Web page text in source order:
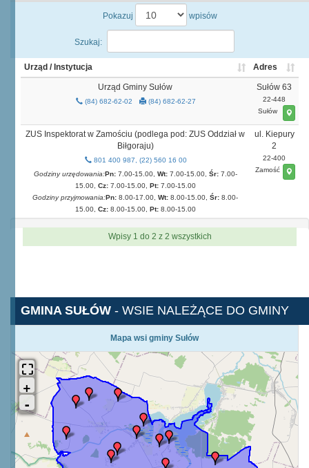
Pokazuj wpisów
Szukaj:
Urząd / Instytucja Adres
Urząd Gminy Sułów
(84) 682-62-02 (84) 682-62-27
Sułów 63
22-448
Sułów
ZUS Inspektorat w Zamościu (podlega pod: ZUS Oddział w
Biłgoraju)
801 400 987, (22) 560 16 00
Godziny urzędowania:Pn:7.00-15.00, Wt:7.00-15.00, Śr:7.00-
15.00, Cz:7.00-15.00, Pt:7.00-15.00
Godziny przyjmowania:Pn: 8.00-17.00, Wt: 8.00-15.00, Śr: 8.00-
15.00, Cz:8.00-15.00, Pt:8.00-15.00
ul. Kiepury
2
22-400
Zamość
Wpisy 1 do 2 z 2 wszystkich
GMINA SUŁÓW - WSIE NALEŻĄCE DO GMINY
Mapa wsi gminy Sułów